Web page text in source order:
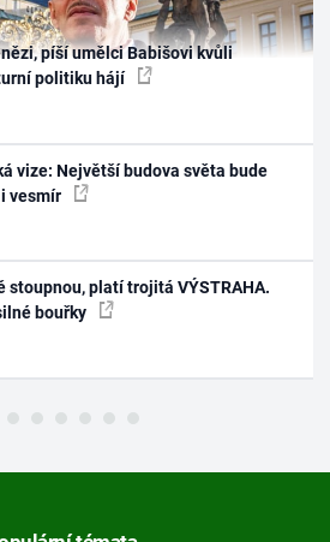
píší umělci Babišovi kvůli
politiku hájí
vize: Největší budova světa bude
vesmír
stoupnou, platí trojitá VÝSTRAHA.
bouřky